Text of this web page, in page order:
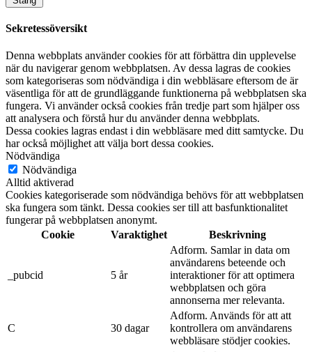
Sekretessöversikt
Denna webbplats använder cookies för att förbättra din upplevelse
när du navigerar genom webbplatsen. Av dessa lagras de cookies
som kategoriseras som nödvändiga i din webbläsare eftersom de är
väsentliga för att de grundläggande funktionerna på webbplatsen ska
fungera. Vi använder också cookies från tredje part som hjälper oss
att analysera och förstå hur du använder denna webbplats.
Dessa cookies lagras endast i din webbläsare med ditt samtycke. Du
har också möjlighet att välja bort dessa cookies.
Nödvändiga
Nödvändiga
Alltid aktiverad
Cookies kategoriserade som nödvändiga behövs för att webbplatsen
ska fungera som tänkt. Dessa cookies ser till att basfunktionalitet
fungerar på webbplatsen anonymt.
Cookie
Varaktighet Beskrivning
_pubcid 5 år
Adform. Samlar in data om
användarens beteende och
interaktioner för att optimera
webbplatsen och göra
annonserna mer relevanta.
C 30 dagar
Adform. Används för att att
kontrollera om användarens
webbläsare stödjer cookies.